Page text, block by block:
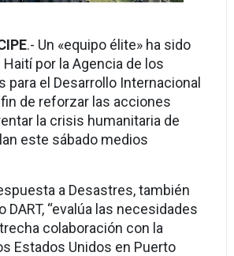
.- Un «equipo élite» ha sido
por la Agencia de los
para el Desarrollo Internacional
fin de reforzar las acciones
la crisis humanitaria de
este sábado medios
a Desastres, también
“evalúa las necesidades
colaboración con la
Estados Unidos en Puerto